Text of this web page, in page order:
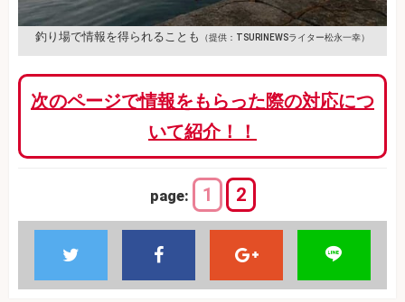
釣り場で情報を得られることも （提供：TSURINEWSライター松永一幸）
次のページで情報をもらった際の対応につ
いて紹介！！
page: 1 2